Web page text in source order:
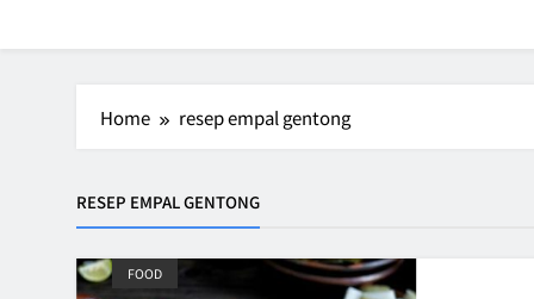
Home resep empal gentong
RESEP EMPAL GENTONG
FOOD